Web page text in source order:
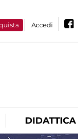
Accedi
DIDATTICA